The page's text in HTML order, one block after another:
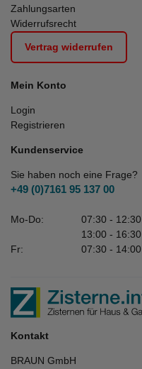
Zahlungsarten
Widerrufsrecht
Vertrag widerrufen
Mein Konto
Login
Registrieren
Kundenservice
Sie haben noch eine Frage?
+49 (0)7161 95 137 00
Mo-Do:
07:30 - 12:30
13:00 - 16:30
Fr:
07:30 - 14:00
Kontakt
BRAUN GmbH